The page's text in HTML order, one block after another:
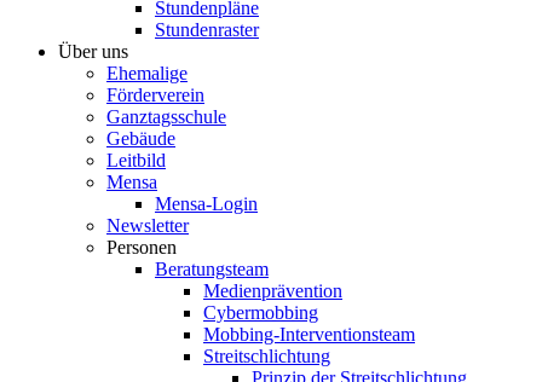
Stundenpläne
Stundenraster
Über uns
Ehemalige
Förderverein
Ganztagsschule
Gebäude
Leitbild
Mensa
Mensa-Login
Newsletter
Personen
Beratungsteam
Medienprävention
Cybermobbing
Mobbing-Interventionsteam
Streitschlichtung
Prinzip der Streitschlichtung